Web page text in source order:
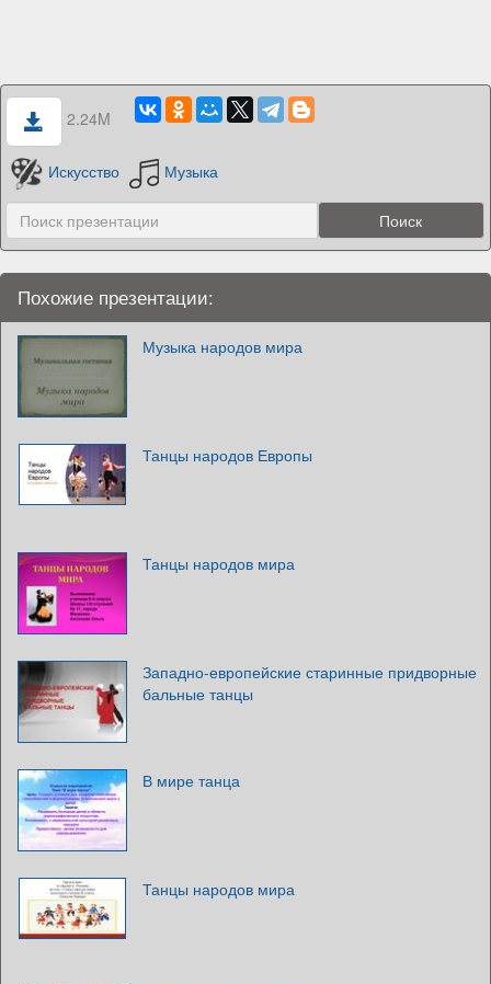
2.24M
Искусство Музыка
Похожие презентации:
Музыка народов мира
Танцы народов Европы
Танцы народов мира
Западно-европейские старинные придворные
бальные танцы
В мире танца
Танцы народов мира